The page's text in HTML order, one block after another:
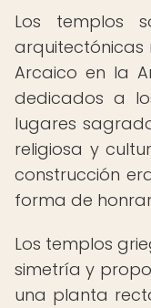
Los templos
arquitectónicas
Arcaico en la
dedicados a
lugares
religiosa y
construcción
forma de
Los templos
simetría y
una planta